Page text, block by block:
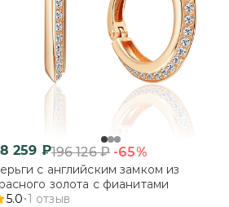
259 ₽196 126₽ -65%
с английским замком из
золота с фианитами
5.0 1 отзыв